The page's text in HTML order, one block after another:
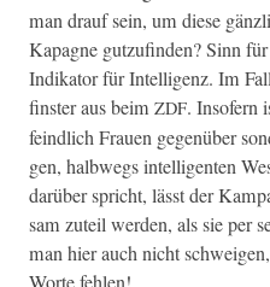
man drauf sein, um diese
Kapagne gutzufind­en? Sinn
Indika­tor für Intel­li­genz. Im
fin­ster aus beim ZDF. Insofern
feindlich Frauen gegenüber
gen, halb­wegs intel­li­gen­ten
darüber spricht, lässt der
sam zuteil wer­den, als sie per
man hier auch nicht